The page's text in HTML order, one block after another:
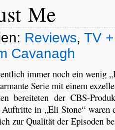
Me
Reviews, TV
Cavanagh
immer noch ein wenig
Serie mit einem
bereiteten der CBS-
Auftritte in „Eli Stone“ waren
zur Qualität der Episoden